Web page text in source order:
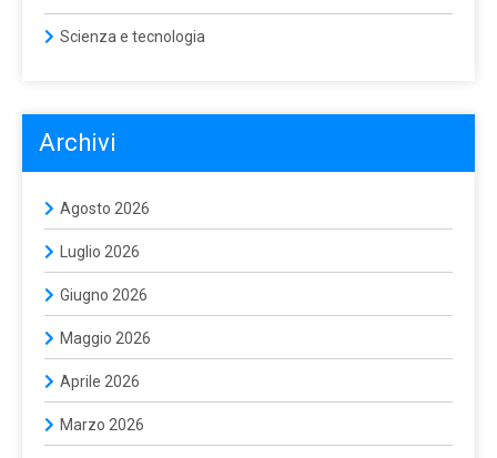
Scienza e tecnologia
Archivi
Agosto 2026
Luglio 2026
Giugno 2026
Maggio 2026
Aprile 2026
Marzo 2026